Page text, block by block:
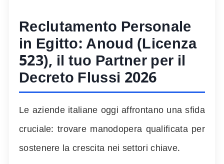
Reclutamento Personale
in Egitto: Anoud (Licenza
523), il tuo Partner per il
Decreto Flussi2026
Le aziende italiane oggi affrontano una sfida
cruciale: trovare manodopera qualificata per
sostenere la crescita nei settori chiave.